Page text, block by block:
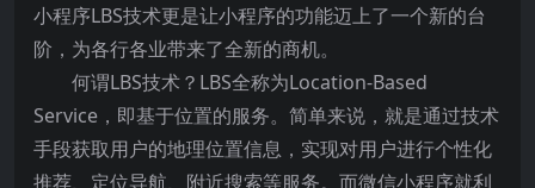
小程序LBS技术更是让小程序的功能迈上了一个新的台
阶，为各行各业带来了全新的商机。
何谓LBS技术？LBS全称为Location-Based
Service，即基于位置的服务。简单来说，就是通过技术
手段获取用户的地理位置信息，实现对用户进行个性化
推荐、定位导航、附近搜索等服务。而微信小程序就利